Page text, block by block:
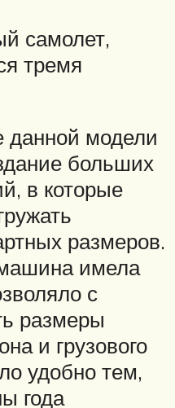
самолет,
тремя
данной модели
больших
в которые
размеров.
имела
с
размеры
и грузового
удобно тем,
года